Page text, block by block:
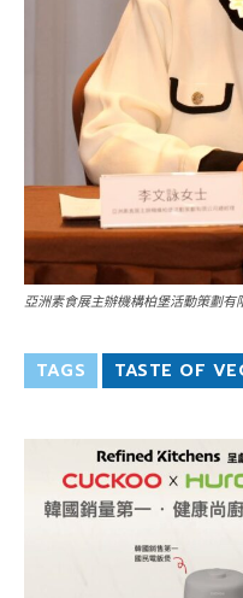
亞洲素食展主辦機構柏堡活動策劃
TAGS TASTE OF